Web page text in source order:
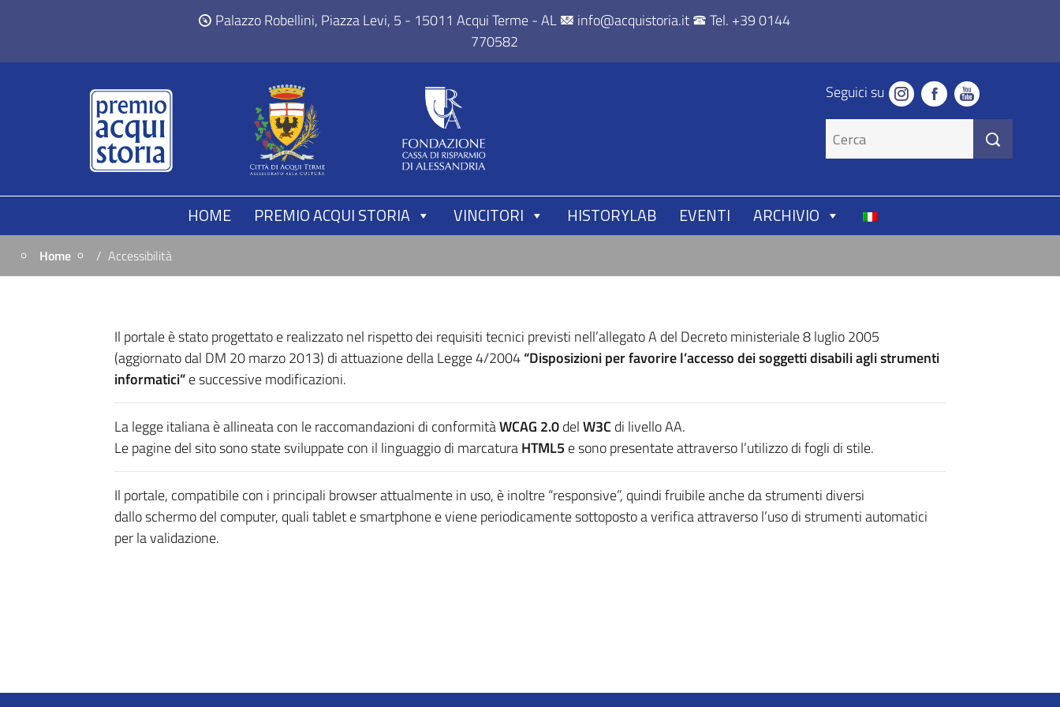
Palazzo Robellini, Piazza Levi, 5 - 15011 Acqui Terme - AL info@acquistoria.it
Tel. +39 0144
770582
Seguici su
HOME PREMIO ACQUI STORIA VINCITORI HISTORYLAB EVENTI ARCHIVIO
Home Accessibilità
Il portale è stato progettato e realizzato nel rispetto dei requisiti tecnici previsti nell’allegato A del Decreto ministeriale 8 luglio 2005
(aggiornato dal DM 20 marzo 2013) di attuazione della Legge 4/2004“Disposizioni per favorire l’accesso dei soggetti disabili agli strumenti
informatici”e successive modificazioni.
La legge italiana è allineata con le raccomandazioni di conformitàWCAG 2.0delW3C di livello AA.
Le pagine del sito sono state sviluppate con il linguaggio di marcaturaHTML5 e sono presentate attraverso l’utilizzo di fogli di stile.
Il portale, compatibile con i principali browser attualmente in uso, è inoltre “responsive”, quindi fruibile anche da strumenti diversi
dallo schermo del computer, quali tablet e smartphone e viene periodicamente sottoposto a verifica attraverso l’uso di strumenti automatici
per la validazione.